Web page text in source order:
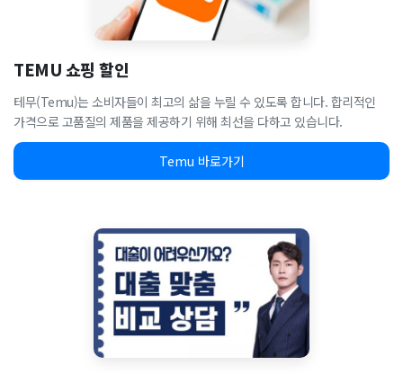
TEMU 쇼핑 할인
테무(Temu)는 소비자들이 최고의 삶을 누릴 수 있도록 합니다. 합리적인
가격으로 고품질의 제품을 제공하기 위해 최선을 다하고 있습니다.
Temu 바로가기